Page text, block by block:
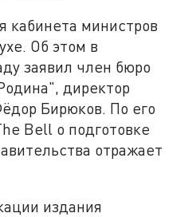
кабинета министров
Об этом в
заявил член бюро
директор
Бирюков. По его
Bell о подготовке
отражает
издания